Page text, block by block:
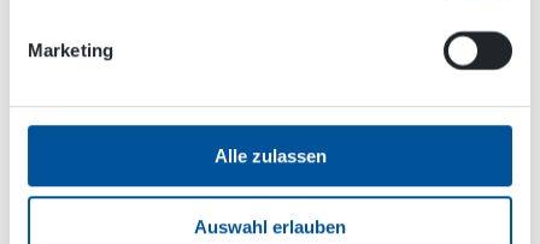
Marketing
Alle zulassen
Auswahl erlauben